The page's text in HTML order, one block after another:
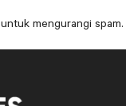
mengurangi spam.